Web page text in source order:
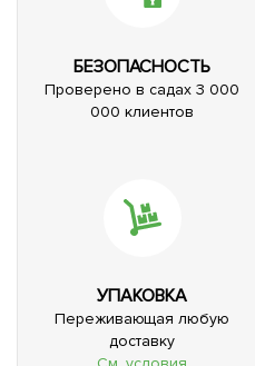
БЕЗОПАСНОСТЬ
Проверено в садах 3 000
000 клиентов
УПАКОВКА
Переживающая любую
доставку